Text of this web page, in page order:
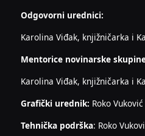
Odgovorni urednici:
Karolina Viđak, knjižničarka i
Mentorice novinarske
Karolina Viđak, knjižničarka i
Grafički urednik: Roko Vuković
Tehnička podrška: Roko